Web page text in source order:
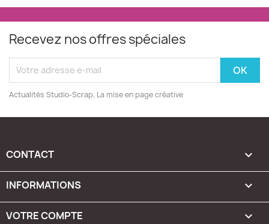
Recevez nos offres spéciales
Actualités Studio-Scrap, La mise en page créative
CONTACT 
INFORMATIONS 
VOTRE COMPTE 